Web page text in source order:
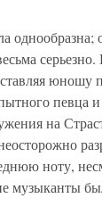
серьезно.
певца
на
ноту,
музыканты